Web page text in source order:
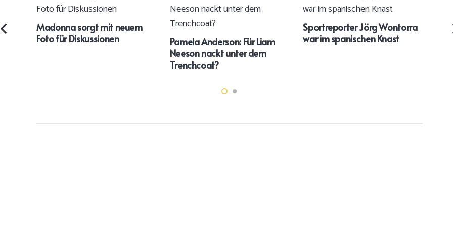
Madonna sorgt mit neuem
Foto für Diskussionen
Pamela Anderson: Für Liam
Neeson nackt unter dem
Trenchcoat?
Sportreporter Jörg Wontorra
war im spanischen Knast